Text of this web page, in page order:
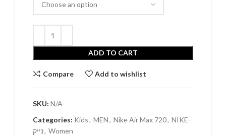
ADD TO CART
Compare Add to wishlist
SKU: N/A
Categories: Kids, MEN, Nike Air Max 720, NIKE-
נייק, Women